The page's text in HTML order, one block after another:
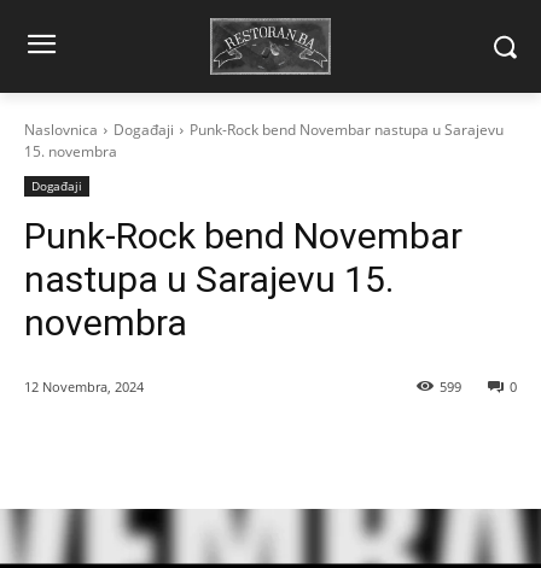
Naslovnica Događaji
Punk-Rock bend Novembar nastupa u Sarajevu
15. novembra
Događaji
Punk-Rock bend Novembar
nastupa u Sarajevu 15.
novembra
12 Novembra, 2024 0
599